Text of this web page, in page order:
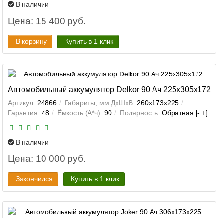
В наличии
Цена: 15 400 руб.
В корзину Купить в 1 клик
Автомобильный аккумулятор Delkor 90 Ач 225x305x172
Артикул: 24866 Габариты, мм ДхШхВ: 260x173x225
Гарантия: 48 Ёмкость (А*ч): 90 Полярность: Обратная [- +]
В наличии
Цена: 10 000 руб.
Закончился Купить в 1 клик